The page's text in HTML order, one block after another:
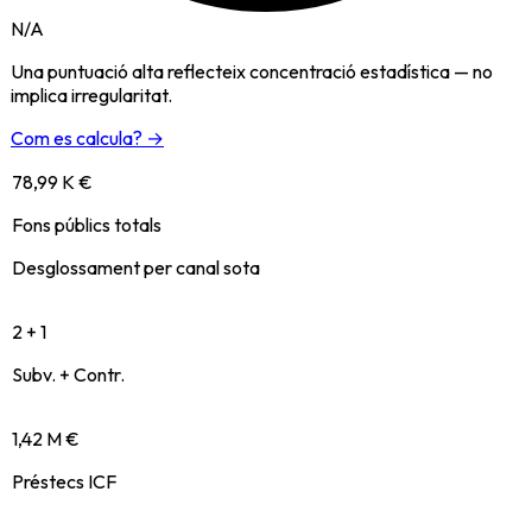
N/A
Una puntuació alta reflecteix concentració estadística — no
implica irregularitat.
Com es calcula? →
78,99 K €
Fons públics totals
Desglossament per canal sota
2 + 1
Subv. + Contr.
1,42 M €
Préstecs ICF